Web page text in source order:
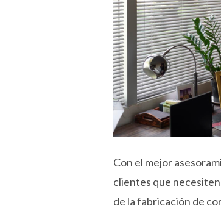
Con el mejor
clientes que
de la fabricación de